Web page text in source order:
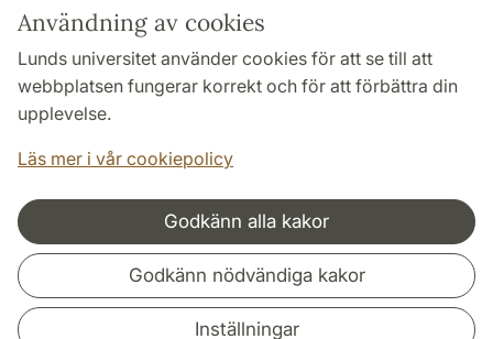
Användning av cookies
Lunds universitet använder cookies för att se till att
webbplatsen fungerar korrekt och för att förbättra din
upplevelse.
Läs mer i vår cookiepolicy
Godkänn alla kakor
Godkänn nödvändiga kakor
Inställningar
Genvägar
Om webbplatsen och cookies
Behandling av personuppgifter
Tillgänglighetsredogörelse
Samarbeten och nätverk